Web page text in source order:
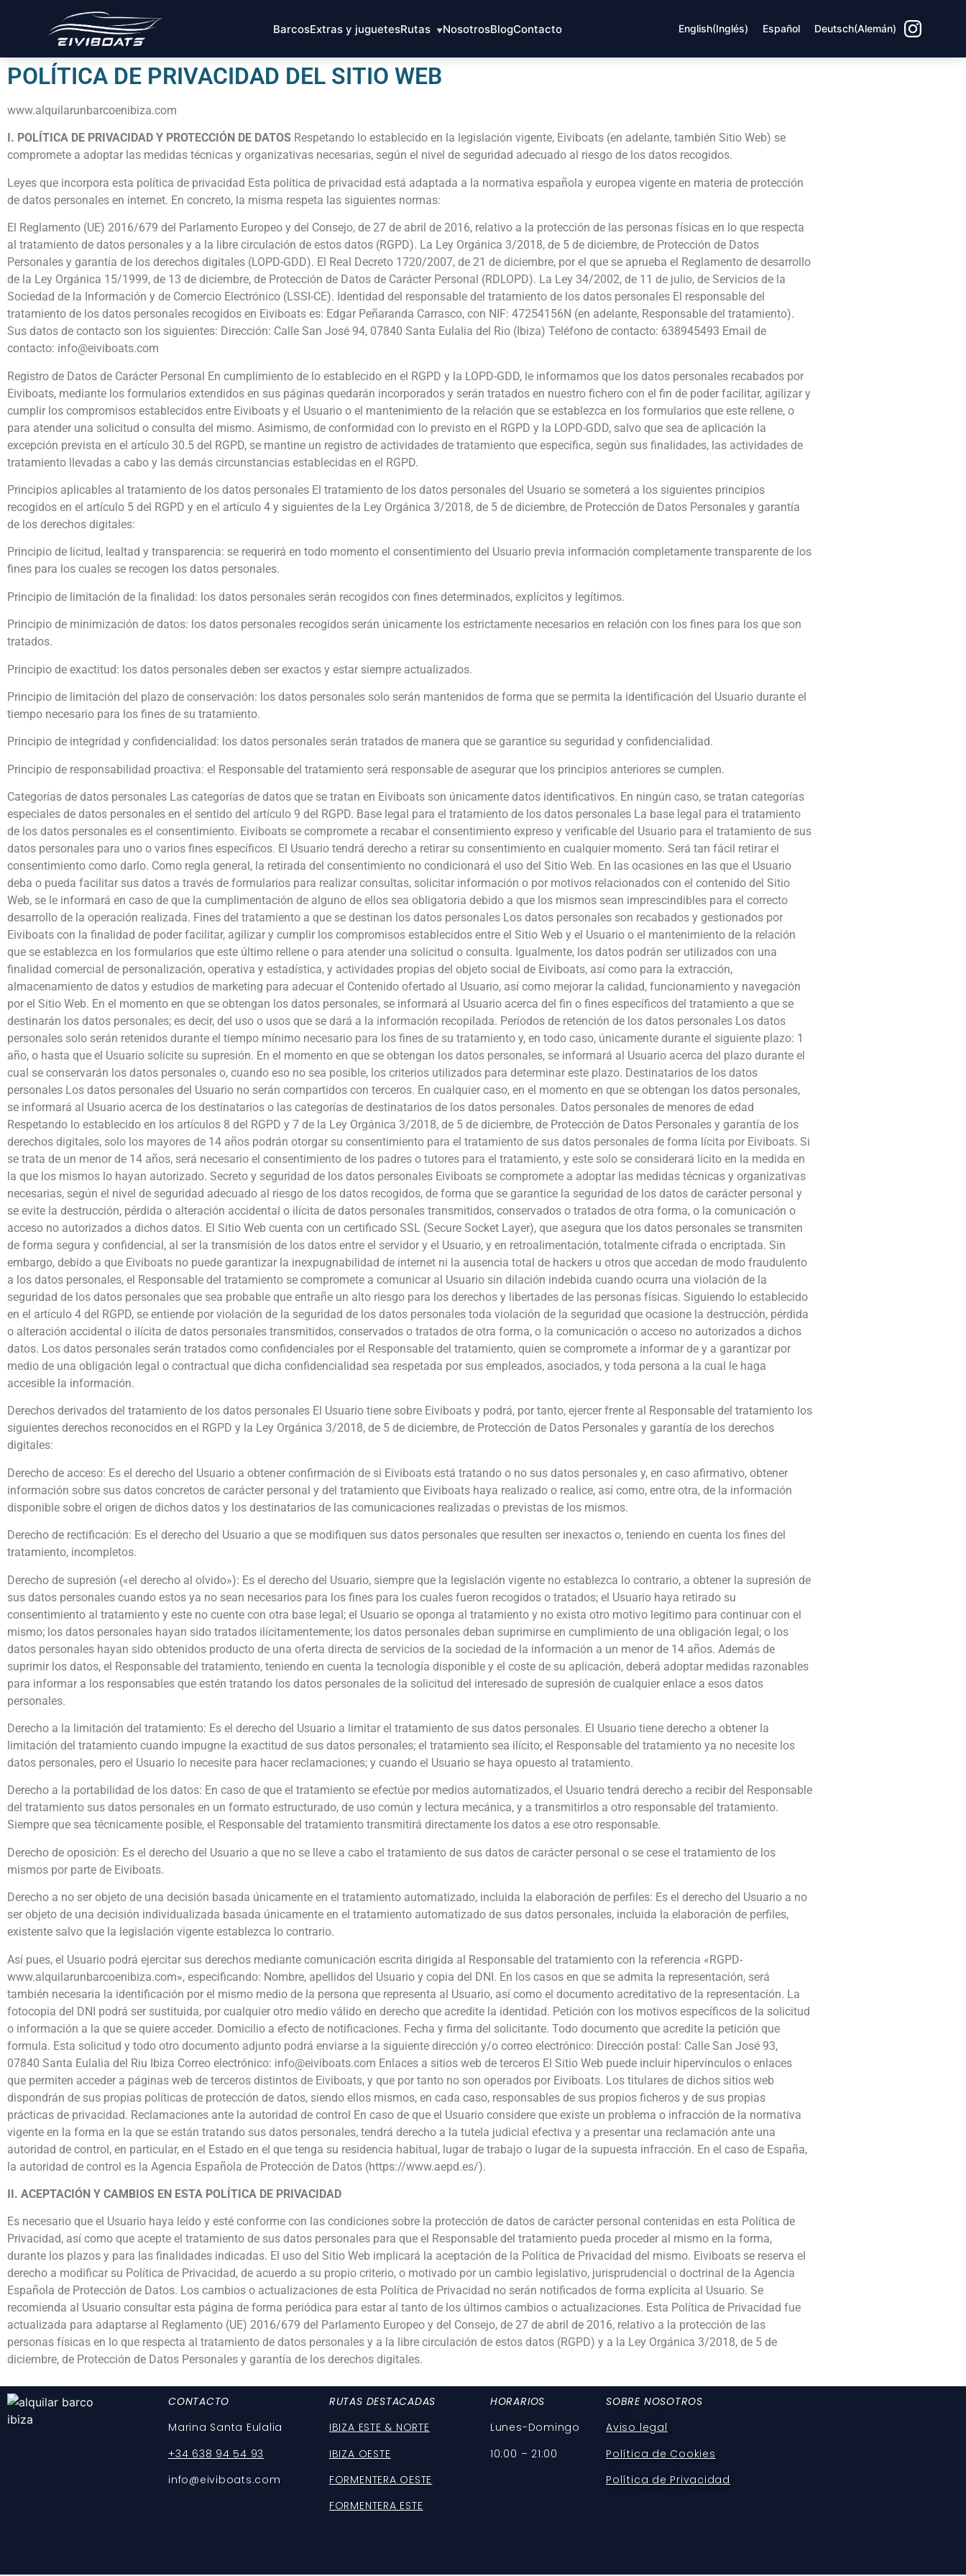
BarcosExtras y juguetesRutas ▼NosotrosBlogContacto English(Inglés) Español Deutsch(Alemán)
POLÍTICA DE PRIVACIDAD DEL SITIO WEB
www.alquilarunbarcoenibiza.com
I. POLÍTICA DE PRIVACIDAD Y PROTECCIÓN DE DATOS Respetando lo establecido en la legislación vigente, Eiviboats (en adelante, también Sitio Web) se
compromete a adoptar las medidas técnicas y organizativas necesarias, según el nivel de seguridad adecuado al riesgo de los datos recogidos.
Leyes que incorpora esta política de privacidad Esta política de privacidad está adaptada a la normativa española y europea vigente en materia de protección
de datos personales en internet. En concreto, la misma respeta las siguientes normas:
El Reglamento (UE) 2016/679 del Parlamento Europeo y del Consejo, de 27 de abril de 2016, relativo a la protección de las personas físicas en lo que respecta
al tratamiento de datos personales y a la libre circulación de estos datos (RGPD). La Ley Orgánica 3/2018, de 5 de diciembre, de Protección de Datos
Personales y garantía de los derechos digitales (LOPD-GDD). El Real Decreto 1720/2007, de 21 de diciembre, por el que se aprueba el Reglamento de desarrollo
de la Ley Orgánica 15/1999, de 13 de diciembre, de Protección de Datos de Carácter Personal (RDLOPD). La Ley 34/2002, de 11 de julio, de Servicios de la
Sociedad de la Información y de Comercio Electrónico (LSSI-CE). Identidad del responsable del tratamiento de los datos personales El responsable del
tratamiento de los datos personales recogidos en Eiviboats es: Edgar Peñaranda Carrasco, con NIF: 47254156N (en adelante, Responsable del tratamiento).
Sus datos de contacto son los siguientes: Dirección: Calle San José 94, 07840 Santa Eulalia del Rio (Ibiza) Teléfono de contacto: 638945493 Email de
contacto: info@eiviboats.com
Registro de Datos de Carácter Personal En cumplimiento de lo establecido en el RGPD y la LOPD-GDD, le informamos que los datos personales recabados por
Eiviboats, mediante los formularios extendidos en sus páginas quedarán incorporados y serán tratados en nuestro fichero con el fin de poder facilitar, agilizar y
cumplir los compromisos establecidos entre Eiviboats y el Usuario o el mantenimiento de la relación que se establezca en los formularios que este rellene, o
para atender una solicitud o consulta del mismo. Asimismo, de conformidad con lo previsto en el RGPD y la LOPD-GDD, salvo que sea de aplicación la
excepción prevista en el artículo 30.5 del RGPD, se mantine un registro de actividades de tratamiento que especifica, según sus finalidades, las actividades de
tratamiento llevadas a cabo y las demás circunstancias establecidas en el RGPD.
Principios aplicables al tratamiento de los datos personales El tratamiento de los datos personales del Usuario se someterá a los siguientes principios
recogidos en el artículo 5 del RGPD y en el artículo 4 y siguientes de la Ley Orgánica 3/2018, de 5 de diciembre, de Protección de Datos Personales y garantía
de los derechos digitales:
Principio de licitud, lealtad y transparencia: se requerirá en todo momento el consentimiento del Usuario previa información completamente transparente de los
fines para los cuales se recogen los datos personales.
Principio de limitación de la finalidad: los datos personales serán recogidos con fines determinados, explícitos y legítimos.
Principio de minimización de datos: los datos personales recogidos serán únicamente los estrictamente necesarios en relación con los fines para los que son
tratados.
Principio de exactitud: los datos personales deben ser exactos y estar siempre actualizados.
Principio de limitación del plazo de conservación: los datos personales solo serán mantenidos de forma que se permita la identificación del Usuario durante el
tiempo necesario para los fines de su tratamiento.
Principio de integridad y confidencialidad: los datos personales serán tratados de manera que se garantice su seguridad y confidencialidad.
Principio de responsabilidad proactiva: el Responsable del tratamiento será responsable de asegurar que los principios anteriores se cumplen.
Categorías de datos personales Las categorías de datos que se tratan en Eiviboats son únicamente datos identificativos. En ningún caso, se tratan categorías
especiales de datos personales en el sentido del artículo 9 del RGPD. Base legal para el tratamiento de los datos personales La base legal para el tratamiento
de los datos personales es el consentimiento. Eiviboats se compromete a recabar el consentimiento expreso y verificable del Usuario para el tratamiento de sus
datos personales para uno o varios fines específicos. El Usuario tendrá derecho a retirar su consentimiento en cualquier momento. Será tan fácil retirar el
consentimiento como darlo. Como regla general, la retirada del consentimiento no condicionará el uso del Sitio Web. En las ocasiones en las que el Usuario
deba o pueda facilitar sus datos a través de formularios para realizar consultas, solicitar información o por motivos relacionados con el contenido del Sitio
Web, se le informará en caso de que la cumplimentación de alguno de ellos sea obligatoria debido a que los mismos sean imprescindibles para el correcto
desarrollo de la operación realizada. Fines del tratamiento a que se destinan los datos personales Los datos personales son recabados y gestionados por
Eiviboats con la finalidad de poder facilitar, agilizar y cumplir los compromisos establecidos entre el Sitio Web y el Usuario o el mantenimiento de la relación
que se establezca en los formularios que este último rellene o para atender una solicitud o consulta. Igualmente, los datos podrán ser utilizados con una
finalidad comercial de personalización, operativa y estadística, y actividades propias del objeto social de Eiviboats, así como para la extracción,
almacenamiento de datos y estudios de marketing para adecuar el Contenido ofertado al Usuario, así como mejorar la calidad, funcionamiento y navegación
por el Sitio Web. En el momento en que se obtengan los datos personales, se informará al Usuario acerca del fin o fines específicos del tratamiento a que se
destinarán los datos personales; es decir, del uso o usos que se dará a la información recopilada. Períodos de retención de los datos personales Los datos
personales solo serán retenidos durante el tiempo mínimo necesario para los fines de su tratamiento y, en todo caso, únicamente durante el siguiente plazo: 1
año, o hasta que el Usuario solicite su supresión. En el momento en que se obtengan los datos personales, se informará al Usuario acerca del plazo durante el
cual se conservarán los datos personales o, cuando eso no sea posible, los criterios utilizados para determinar este plazo. Destinatarios de los datos
personales Los datos personales del Usuario no serán compartidos con terceros. En cualquier caso, en el momento en que se obtengan los datos personales,
se informará al Usuario acerca de los destinatarios o las categorías de destinatarios de los datos personales. Datos personales de menores de edad
Respetando lo establecido en los artículos 8 del RGPD y 7 de la Ley Orgánica 3/2018, de 5 de diciembre, de Protección de Datos Personales y garantía de los
derechos digitales, solo los mayores de 14 años podrán otorgar su consentimiento para el tratamiento de sus datos personales de forma lícita por Eiviboats. Si
se trata de un menor de 14 años, será necesario el consentimiento de los padres o tutores para el tratamiento, y este solo se considerará lícito en la medida en
la que los mismos lo hayan autorizado. Secreto y seguridad de los datos personales Eiviboats se compromete a adoptar las medidas técnicas y organizativas
necesarias, según el nivel de seguridad adecuado al riesgo de los datos recogidos, de forma que se garantice la seguridad de los datos de carácter personal y
se evite la destrucción, pérdida o alteración accidental o ilícita de datos personales transmitidos, conservados o tratados de otra forma, o la comunicación o
acceso no autorizados a dichos datos. El Sitio Web cuenta con un certificado SSL (Secure Socket Layer), que asegura que los datos personales se transmiten
de forma segura y confidencial, al ser la transmisión de los datos entre el servidor y el Usuario, y en retroalimentación, totalmente cifrada o encriptada. Sin
embargo, debido a que Eiviboats no puede garantizar la inexpugnabilidad de internet ni la ausencia total de hackers u otros que accedan de modo fraudulento
a los datos personales, el Responsable del tratamiento se compromete a comunicar al Usuario sin dilación indebida cuando ocurra una violación de la
seguridad de los datos personales que sea probable que entrañe un alto riesgo para los derechos y libertades de las personas físicas. Siguiendo lo establecido
en el artículo 4 del RGPD, se entiende por violación de la seguridad de los datos personales toda violación de la seguridad que ocasione la destrucción, pérdida
o alteración accidental o ilícita de datos personales transmitidos, conservados o tratados de otra forma, o la comunicación o acceso no autorizados a dichos
datos. Los datos personales serán tratados como confidenciales por el Responsable del tratamiento, quien se compromete a informar de y a garantizar por
medio de una obligación legal o contractual que dicha confidencialidad sea respetada por sus empleados, asociados, y toda persona a la cual le haga
accesible la información.
Derechos derivados del tratamiento de los datos personales El Usuario tiene sobre Eiviboats y podrá, por tanto, ejercer frente al Responsable del tratamiento los
siguientes derechos reconocidos en el RGPD y la Ley Orgánica 3/2018, de 5 de diciembre, de Protección de Datos Personales y garantía de los derechos
digitales:
Derecho de acceso: Es el derecho del Usuario a obtener confirmación de si Eiviboats está tratando o no sus datos personales y, en caso afirmativo, obtener
información sobre sus datos concretos de carácter personal y del tratamiento que Eiviboats haya realizado o realice, así como, entre otra, de la información
disponible sobre el origen de dichos datos y los destinatarios de las comunicaciones realizadas o previstas de los mismos.
Derecho de rectificación: Es el derecho del Usuario a que se modifiquen sus datos personales que resulten ser inexactos o, teniendo en cuenta los fines del
tratamiento, incompletos.
Derecho de supresión («el derecho al olvido»): Es el derecho del Usuario, siempre que la legislación vigente no establezca lo contrario, a obtener la supresión de
sus datos personales cuando estos ya no sean necesarios para los fines para los cuales fueron recogidos o tratados; el Usuario haya retirado su
consentimiento al tratamiento y este no cuente con otra base legal; el Usuario se oponga al tratamiento y no exista otro motivo legítimo para continuar con el
mismo; los datos personales hayan sido tratados ilícitamentemente; los datos personales deban suprimirse en cumplimiento de una obligación legal; o los
datos personales hayan sido obtenidos producto de una oferta directa de servicios de la sociedad de la información a un menor de 14 años. Además de
suprimir los datos, el Responsable del tratamiento, teniendo en cuenta la tecnología disponible y el coste de su aplicación, deberá adoptar medidas razonables
para informar a los responsables que estén tratando los datos personales de la solicitud del interesado de supresión de cualquier enlace a esos datos
personales.
Derecho a la limitación del tratamiento: Es el derecho del Usuario a limitar el tratamiento de sus datos personales. El Usuario tiene derecho a obtener la
limitación del tratamiento cuando impugne la exactitud de sus datos personales; el tratamiento sea ilícito; el Responsable del tratamiento ya no necesite los
datos personales, pero el Usuario lo necesite para hacer reclamaciones; y cuando el Usuario se haya opuesto al tratamiento.
Derecho a la portabilidad de los datos: En caso de que el tratamiento se efectúe por medios automatizados, el Usuario tendrá derecho a recibir del Responsable
del tratamiento sus datos personales en un formato estructurado, de uso común y lectura mecánica, y a transmitirlos a otro responsable del tratamiento.
Siempre que sea técnicamente posible, el Responsable del tratamiento transmitirá directamente los datos a ese otro responsable.
Derecho de oposición: Es el derecho del Usuario a que no se lleve a cabo el tratamiento de sus datos de carácter personal o se cese el tratamiento de los
mismos por parte de Eiviboats.
Derecho a no ser objeto de una decisión basada únicamente en el tratamiento automatizado, incluida la elaboración de perfiles: Es el derecho del Usuario a no
ser objeto de una decisión individualizada basada únicamente en el tratamiento automatizado de sus datos personales, incluida la elaboración de perfiles,
existente salvo que la legislación vigente establezca lo contrario.
Así pues, el Usuario podrá ejercitar sus derechos mediante comunicación escrita dirigida al Responsable del tratamiento con la referencia «RGPD-
www.alquilarunbarcoenibiza.com», especificando: Nombre, apellidos del Usuario y copia del DNI. En los casos en que se admita la representación, será
también necesaria la identificación por el mismo medio de la persona que representa al Usuario, así como el documento acreditativo de la representación. La
fotocopia del DNI podrá ser sustituida, por cualquier otro medio válido en derecho que acredite la identidad. Petición con los motivos específicos de la solicitud
o información a la que se quiere acceder. Domicilio a efecto de notificaciones. Fecha y firma del solicitante. Todo documento que acredite la petición que
formula. Esta solicitud y todo otro documento adjunto podrá enviarse a la siguiente dirección y/o correo electrónico: Dirección postal: Calle San José 93,
07840 Santa Eulalia del Riu Ibiza Correo electrónico: info@eiviboats.com Enlaces a sitios web de terceros El Sitio Web puede incluir hipervínculos o enlaces
que permiten acceder a páginas web de terceros distintos de Eiviboats, y que por tanto no son operados por Eiviboats. Los titulares de dichos sitios web
dispondrán de sus propias políticas de protección de datos, siendo ellos mismos, en cada caso, responsables de sus propios ficheros y de sus propias
prácticas de privacidad. Reclamaciones ante la autoridad de control En caso de que el Usuario considere que existe un problema o infracción de la normativa
vigente en la forma en la que se están tratando sus datos personales, tendrá derecho a la tutela judicial efectiva y a presentar una reclamación ante una
autoridad de control, en particular, en el Estado en el que tenga su residencia habitual, lugar de trabajo o lugar de la supuesta infracción. En el caso de España,
la autoridad de control es la Agencia Española de Protección de Datos (https://www.aepd.es/).
II. ACEPTACIÓN Y CAMBIOS EN ESTA POLÍTICA DE PRIVACIDAD
Es necesario que el Usuario haya leído y esté conforme con las condiciones sobre la protección de datos de carácter personal contenidas en esta Política de
Privacidad, así como que acepte el tratamiento de sus datos personales para que el Responsable del tratamiento pueda proceder al mismo en la forma,
durante los plazos y para las finalidades indicadas. El uso del Sitio Web implicará la aceptación de la Política de Privacidad del mismo. Eiviboats se reserva el
derecho a modificar su Política de Privacidad, de acuerdo a su propio criterio, o motivado por un cambio legislativo, jurisprudencial o doctrinal de la Agencia
Española de Protección de Datos. Los cambios o actualizaciones de esta Política de Privacidad no serán notificados de forma explícita al Usuario. Se
recomienda al Usuario consultar esta página de forma periódica para estar al tanto de los últimos cambios o actualizaciones. Esta Política de Privacidad fue
actualizada para adaptarse al Reglamento (UE) 2016/679 del Parlamento Europeo y del Consejo, de 27 de abril de 2016, relativo a la protección de las
personas físicas en lo que respecta al tratamiento de datos personales y a la libre circulación de estos datos (RGPD) y a la Ley Orgánica 3/2018, de 5 de
diciembre, de Protección de Datos Personales y garantía de los derechos digitales.
CONTACTO
Marina Santa Eulalia
+34 638 94 54 93
info@eiviboats.com
RUTAS DESTACADAS
IBIZA ESTE & NORTE
IBIZA OESTE
FORMENTERA OESTE
FORMENTERA ESTE
HORARIOS
Lunes-Domingo
10:00 – 21:00
SOBRE NOSOTROS
Aviso legal
Política de Cookies
Política de Privacidad